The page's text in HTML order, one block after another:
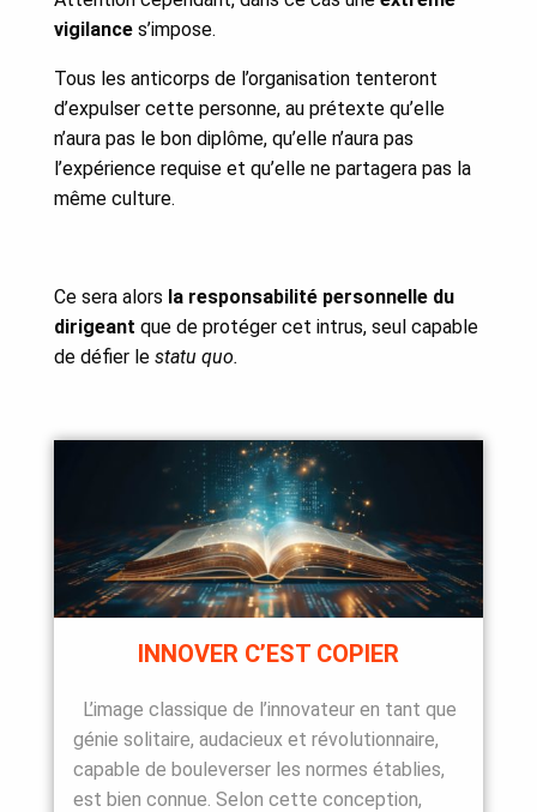
vigilance s’impose.
Tous les anticorps de l’organisation tenteront
d’expulser cette personne, au prétexte qu’elle
n’aura pas le bon diplôme, qu’elle n’aura pas
l’expérience requise et qu’elle ne partagera pas la
même culture.
Ce sera alors la responsabilité personnelle du
dirigeant que de protéger cet intrus, seul capable
de défier le statu quo.
INNOVER C’EST COPIER
L’image classique de l’innovateur en tant que
génie solitaire, audacieux et révolutionnaire,
capable de bouleverser les normes établies,
est bien connue. Selon cette conception,